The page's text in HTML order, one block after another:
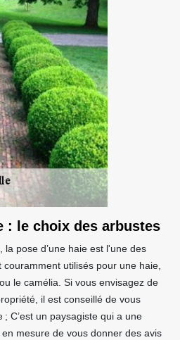
: le choix des arbustes
pose d’une haie est l'une des
utilisés pour une haie,
le camélia. Si vous envisagez de
il est conseillé de vous
C’est un paysagiste qui a une
mesure de vous donner des avis